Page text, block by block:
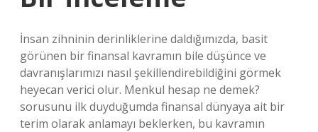
İnsan zihninin derinliklerine daldığımızda, basit
görünen bir finansal kavramın bile düşünce ve
davranışlarımızı nasıl şekillendirebildiğini görmek
heyecan verici olur. Menkul hesap ne demek?
sorusunu ilk duyduğumda finansal dünyaya ait bir
terim olarak anlamayı beklerken, bu kavramın